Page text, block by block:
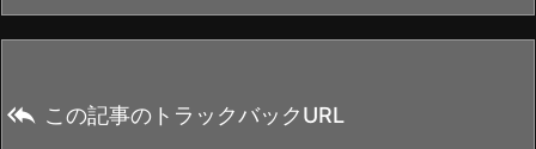
 この記事のトラックバックURL